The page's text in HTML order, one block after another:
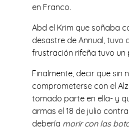
en Franco.
Abd el Krim que soñaba
desastre de Annual, tuvo
frustración rifeña tuvo un
Finalmente, decir que sin
comprometerse con el
tomado parte en ella- y
armas el 18 de julio
debería morir con las